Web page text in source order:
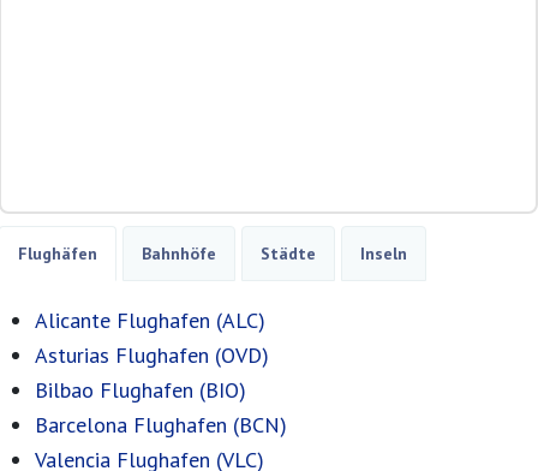
Flughäfen Bahnhöfe Städte Inseln
Alicante Flughafen (ALC)
Asturias Flughafen (OVD)
Bilbao Flughafen (BIO)
Barcelona Flughafen (BCN)
Valencia Flughafen (VLC)